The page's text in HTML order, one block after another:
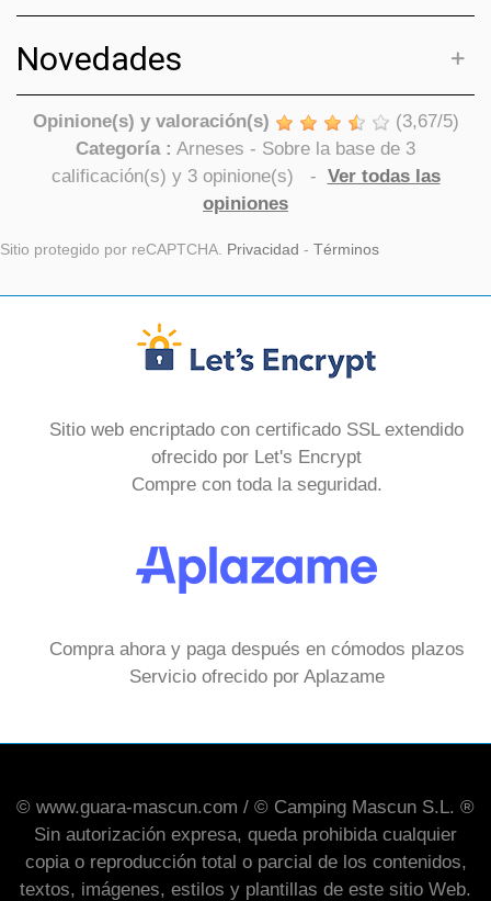
Novedades
Opinione(s) y valoración(s) (3,67/5)
Categoría : Arneses - Sobre la base de 3
calificación(s) y 3opinione(s) - Ver todas las
opiniones
Sitio protegido por reCAPTCHA. Privacidad - Términos
Sitio web encriptado con certificado SSL extendido
ofrecido por Let's Encrypt
Compre con toda la seguridad.
Compra ahora y paga después en cómodos plazos
Servicio ofrecido por Aplazame
© www.guara-mascun.com / © Camping Mascun S.L. ®
Sin autorización expresa, queda prohibida cualquier
copia o reproducción total o parcial de los contenidos,
textos, imágenes, estilos y plantillas de este sitio Web.